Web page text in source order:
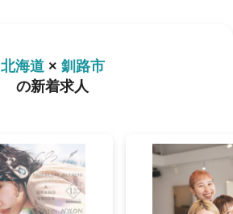
北海道× 釧路市
の新着求人